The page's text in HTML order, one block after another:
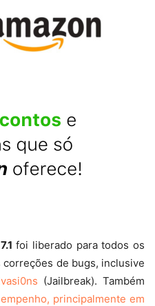
foi liberado para todos os
de bugs, inclusive
(Jailbreak). Também
principalmente em